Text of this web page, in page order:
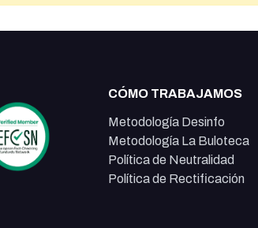
CÓMO TRABAJAMOS
Metodología Desinfo
Metodología La Buloteca
Política de Neutralidad
Política de Rectificación